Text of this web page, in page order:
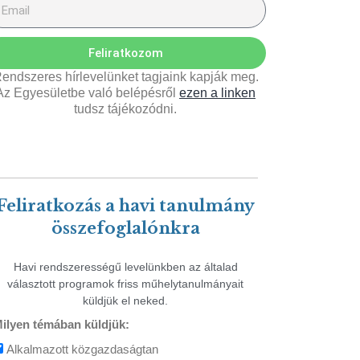
Feliratkozom
hírlevelünket tagjaink kapják meg.
Egyesületbe való belépésről ezen a linken
tudsz tájékozódni.
a havi tanulmány
összefoglalónkra
Havi rendszerességű levelünkben az általad
választott programok friss műhelytanulmányait
küldjük el neked.
témában küldjük:
Alkalmazott közgazdaságtan